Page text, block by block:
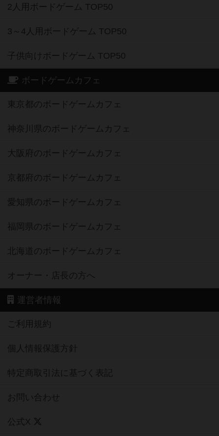
2人用ボードゲーム TOP50
3～4人用ボードゲーム TOP50
子供向けボードゲーム TOP50
ボードゲームカフェ
東京都のボードゲームカフェ
神奈川県のボードゲームカフェ
大阪府のボードゲームカフェ
京都府のボードゲームカフェ
愛知県のボードゲームカフェ
福岡県のボードゲームカフェ
北海道のボードゲームカフェ
オーナー・店長の方へ
運営者情報
ご利用規約
個人情報保護方針
特定商取引法に基づく表記
お問い合わせ
公式X